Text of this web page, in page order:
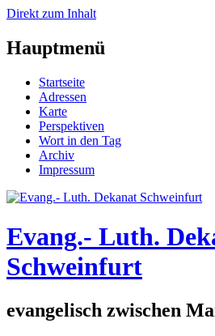
Direkt zum Inhalt
Hauptmenü
Startseite
Adressen
Karte
Perspektiven
Wort in den Tag
Archiv
Impressum
Evang.- Luth.
Schweinfurt
evangelisch zwischen